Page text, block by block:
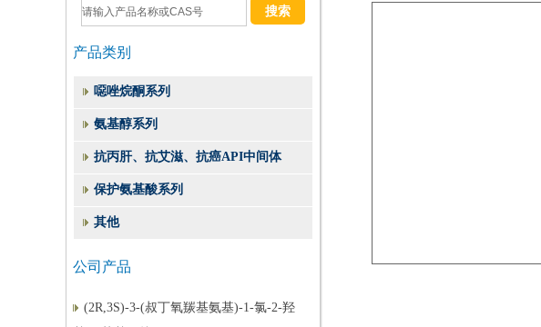
产品类别
噁唑烷酮系列
氨基醇系列
抗丙肝、抗艾滋、抗癌API中间体
保护氨基酸系列
其他
公司产品
丁酮
酸叔丁酯
(2R,3S)-3-(叔丁氧羰基氨基)-1-氯-2-羟